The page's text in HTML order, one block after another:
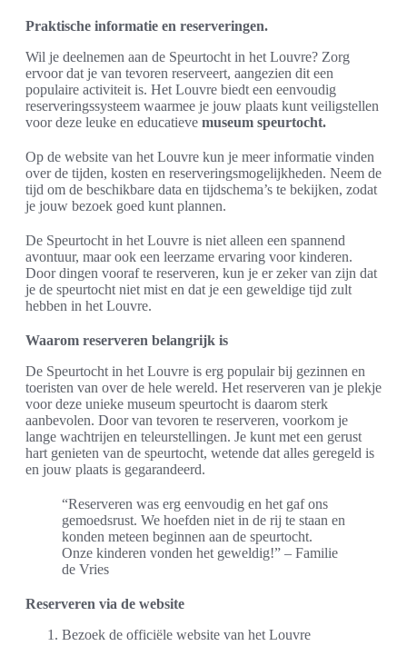
Praktische informatie en reserveringen.
Wil je deelnemen aan de Speurtocht in het Louvre? Zorg
ervoor dat je van tevoren reserveert, aangezien dit een
populaire activiteit is. Het Louvre biedt een eenvoudig
reserveringssysteem waarmee je jouw plaats kunt veiligstellen
voor deze leuke en educatieve museum speurtocht.
Op de website van het Louvre kun je meer informatie vinden
over de tijden, kosten en reserveringsmogelijkheden. Neem de
tijd om de beschikbare data en tijdschema’s te bekijken, zodat
je jouw bezoek goed kunt plannen.
De Speurtocht in het Louvre is niet alleen een spannend
avontuur, maar ook een leerzame ervaring voor kinderen.
Door dingen vooraf te reserveren, kun je er zeker van zijn dat
je de speurtocht niet mist en dat je een geweldige tijd zult
hebben in het Louvre.
Waarom reserveren belangrijk is
De Speurtocht in het Louvre is erg populair bij gezinnen en
toeristen van over de hele wereld. Het reserveren van je plekje
voor deze unieke museum speurtocht is daarom sterk
aanbevolen. Door van tevoren te reserveren, voorkom je
lange wachtrijen en teleurstellingen. Je kunt met een gerust
hart genieten van de speurtocht, wetende dat alles geregeld is
en jouw plaats is gegarandeerd.
“Reserveren was erg eenvoudig en het gaf ons
gemoedsrust. We hoefden niet in de rij te staan en
konden meteen beginnen aan de speurtocht.
Onze kinderen vonden het geweldig!” – Familie
de Vries
Reserveren via de website
Bezoek de officiële website van het Louvre